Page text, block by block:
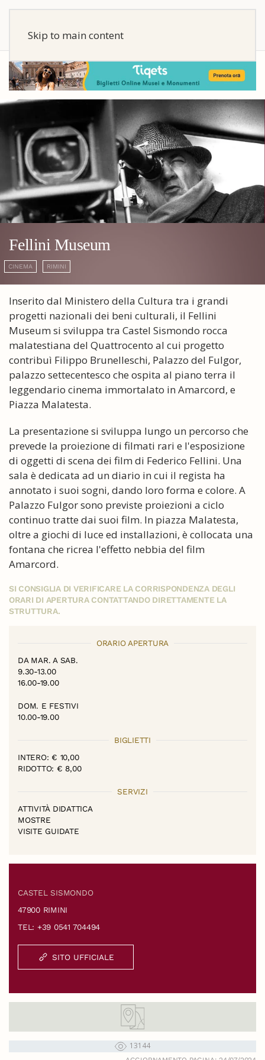
Skip to main content
Fellini Museum
CINEMA RIMINI
Inserito dal Ministero della Cultura tra i grandi
progetti nazionali dei beni culturali, il Fellini
Museum si sviluppa tra Castel Sismondo rocca
malatestiana del Quattrocento al cui progetto
contribuì Filippo Brunelleschi, Palazzo del Fulgor,
palazzo settecentesco che ospita al piano terra il
leggendario cinema immortalato in Amarcord, e
Piazza Malatesta.
La presentazione si sviluppa lungo un percorso che
prevede la proiezione di filmati rari e l'esposizione
di oggetti di scena dei film di Federico Fellini. Una
sala è dedicata ad un diario in cui il regista ha
annotato i suoi sogni, dando loro forma e colore. A
Palazzo Fulgor sono previste proiezioni a ciclo
continuo tratte dai suoi film. In piazza Malatesta,
oltre a giochi di luce ed installazioni, è collocata una
fontana che ricrea l'effetto nebbia del film
Amarcord.
SI CONSIGLIA DI VERIFICARE LA CORRISPONDENZA DEGLI
ORARI DI APERTURA CONTATTANDO DIRETTAMENTE LA
STRUTTURA.
ORARIO APERTURA
DA MAR. A SAB.
9.30-13.00
16.00-19.00
DOM. E FESTIVI
10.00-19.00
BIGLIETTI
INTERO: € 10,00
RIDOTTO: € 8,00
SERVIZI
ATTIVITÀ DIDATTICA
MOSTRE
VISITE GUIDATE
CASTEL SISMONDO
47900 RIMINI
TEL: +39 0541 704494
SITO UFFICIALE
13144